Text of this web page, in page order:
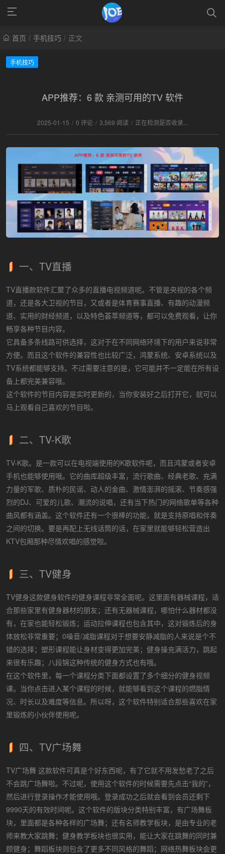
首页 / 手机技巧 / 正文
手机技巧
APP推荐：6 款 亲测可用的TV 软件
2025-01-15 / 0 评论 / 3,569 阅读 / 正在检测是否收录...
一、TV直播
TV直播款软件汇聚了众多的直播电视频道呢。不管是央视的各个频
道，还是各大卫视的节目，又或者是体育赛事直播、有趣的动漫频
道、实用的财经频道，以及特色荟萃频道等，都可以免费观看，让你
畅享各种节目内容。
它具备多条线路可供选择，这对于在不同网络环境下的用户来说非常
方便。而且这个软件的兼容性也比较广泛，鸿蒙系统、安卓系统以及
TV系统都能够支持。不过需要注意的是，它可能并不一定能在所有设
备上都完美兼容哦。
这个软件的节目内容是实时更新的，当你安装好之后打开它，就可以
马上观看自己喜欢的节目啦。
二、TV-K歌
TV-K歌。是一款可以在电视端使用的K歌软件呢，而且鸿蒙或者安卓
手机也能够使用哦。它的曲库超级丰富，流行歌曲、经典老歌、充满
力量的军歌、质朴的民谣、动人的金曲、激情澎湃的摇滚、节奏感强
烈的DJ、可爱的儿歌、潮流的说唱，还有当下热门的网络歌单等各种
曲风都有涵盖。这个软件还有一个很棒的功能，就是支持原唱和伴奏
之间的切换。要是再配上无线话筒的话，在家里就能够轻松营造出
KTV包厢那种尽情欢唱的感觉啦。
三、TV健身
TV健身这款健身软件的健身课程非常全面呢。这里面有器械课程，适
合那些家里有健身器材的朋友；还有无器械课程，哪怕什么器材都没
有，在家也能轻松锻炼；运动拉伸课程也包含其中，这对锻炼后的身
体放松非常重要；0噪音/减脂课程对于想要安静减脂的人来说是个不
错的选择；塑形课程能让身材变得更加完美；健身操充满活力，跳起
来很有乐趣；八段锦这种传统的健身方式也有哦。
在这个软件里，每一个课程分类下面都设置了多个细分的健身视频
课。当你点击进入某个课程的时候，就能够看到这个课程的燃脂情
况、时长以及难度等信息。所以呀，这个软件特别适合那些喜欢在家
里锻炼的小伙伴使用呢。
四、TV广场舞
TV广场舞 这款软件可真是个好东西呢，有了它就不用发愁老了之后
不会跳广场舞啦。不过呢，使用这个软件的时候需要先点击“我的”，
然后进行登录操作才能使用哦。登录成功之后就会看到会员还剩下
9990天的有效时间呢。这个软件的版块分类特别丰富，有广场舞板
块，里面都是各种各样的广场舞；还有名师教学板块，是由专业的老
师来教大家跳舞；健身教学板块也很实用，能让大家在跳舞的同时兼
顾健身；舞蹈板块则包含了更多不同风格的舞蹈；网络热舞板块会更